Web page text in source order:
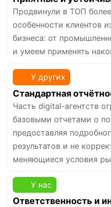
Продвинули в ТОП
особенности клиентов
бизнеса: от
и умеем применять
У нас
Ответственность и
У других
Стандартная
Часть digital-агентств
базовыми отчетами о
предоставляя
результатов и не
меняющиеся условия